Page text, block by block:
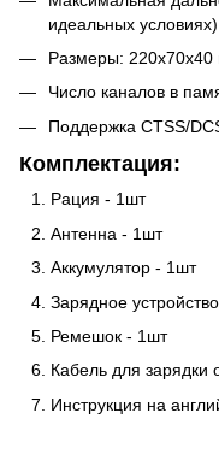
идеальных условиях)
Размеры: 220x70x40
Число каналов в
Поддержка CTSS/
Комплектация:
Рация - 1шт
Антенна - 1шт
Аккумулятор - 1шт
Зарядное
Ремешок - 1шт
Кабель для зарядки
Инструкция на